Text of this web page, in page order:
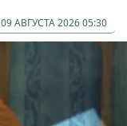
09 АВГУСТА 2026 05:30